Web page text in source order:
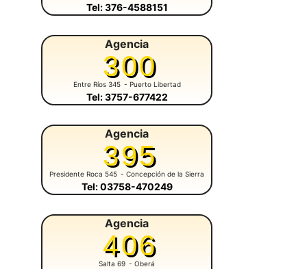
Tel: 376-4588151
Agencia
300
Entre Ríos 345 - Puerto Libertad
Tel: 3757-677422
Agencia
395
Presidente Roca 545 - Concepción de la Sierra
Tel: 03758-470249
Agencia
406
Salta 69 - Oberá